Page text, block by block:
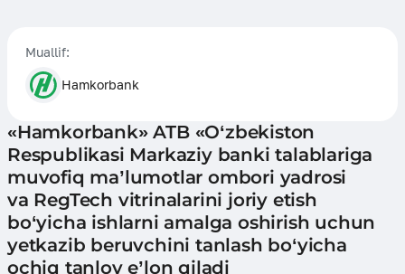
Muallif:
Hamkorbank
«Hamkorbank» ATB «O‘zbekiston
Respublikasi Markaziy banki talablariga
muvofiq ma’lumotlar ombori yadrosi
va RegTech vitrinalarini joriy etish
bo‘yicha ishlarni amalga oshirish uchun
yetkazib beruvchini tanlash bo‘yicha
ochiq tanlov e’lon qiladi